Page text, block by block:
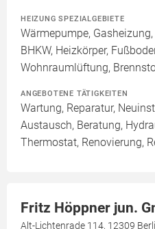
HEIZUNG SPEZIALGEBIETE
Wärmepumpe,
BHKW, Heizkörper,
Wohnraumlüftung,
ANGEBOTENE TÄTIGKEITEN
Wartung, Reparatur,
Austausch, Beratung,
Thermostat, Renovierung,
Fritz Höppner jun.
Alt-Lichtenrade 114, 12309